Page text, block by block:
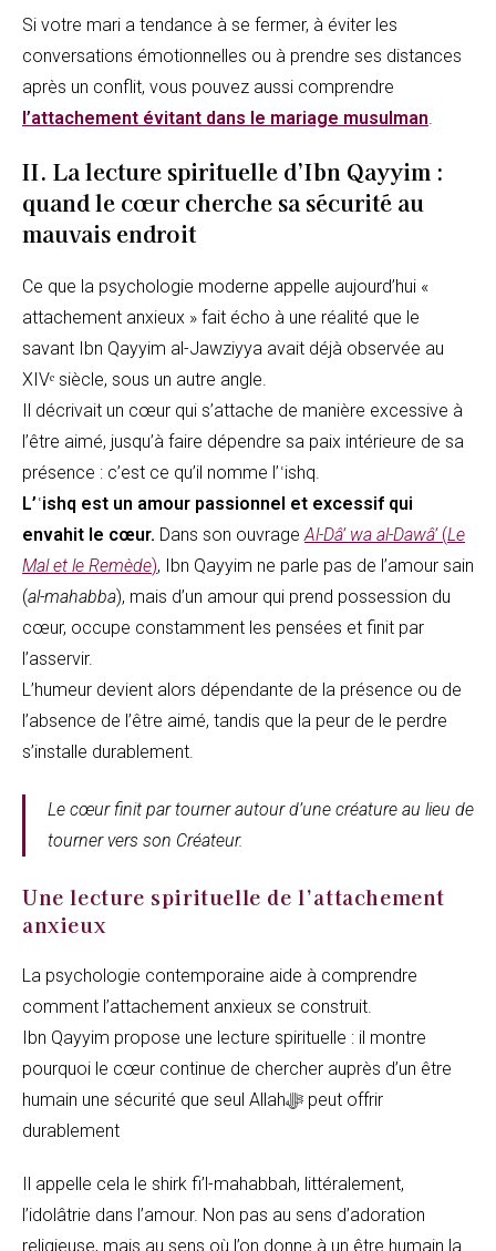
Si votre mari a tendance à se fermer, à éviter les
conversations émotionnelles ou à prendre ses distances
après un conflit, vous pouvez aussi comprendre
l’attachement évitant dans le mariage musulman.
II. La lecture spirituelle d’Ibn Qayyim :
quand le cœur cherche sa sécurité au
mauvais endroit
Ce que la psychologie moderne appelle aujourd’hui «
attachement anxieux » fait écho à une réalité que le
savant Ibn Qayyim al-Jawziyya avait déjà observée au
XIVᵉ siècle, sous un autre angle.
Il décrivait un cœur qui s’attache de manière excessive à
l’être aimé, jusqu’à faire dépendre sa paix intérieure de sa
présence : c’est ce qu’il nomme l’ʿishq.
L’ʿishq est un amour passionnel et excessif qui
envahit le cœur. Dans son ouvrageAl-Dâ’ wa al-Dawâ’(Le
Mal et le Remède), Ibn Qayyim ne parle pas de l’amour sain
(al-mahabba), mais d’un amour qui prend possession du
cœur, occupe constamment les pensées et finit par
l’asservir.
L’humeur devient alors dépendante de la présence ou de
l’absence de l’être aimé, tandis que la peur de le perdre
s’installe durablement.
Le cœur finit par tourner autour d’une créature au lieu de
tourner vers son Créateur.
Une lecture spirituelle de l’attachement
anxieux
La psychologie contemporaine aide à comprendre
comment l’attachement anxieux se construit.
Ibn Qayyim propose une lecture spirituelle : il montre
pourquoi le cœur continue de chercher auprès d’un être
humain une sécurité que seul Allahﷻ peut offrir
durablement
Il appelle cela le shirk fi’l-mahabbah, littéralement,
l’idolâtrie dans l’amour. Non pas au sens d’adoration
religieuse, mais au sens où l’on donne à un être humain la